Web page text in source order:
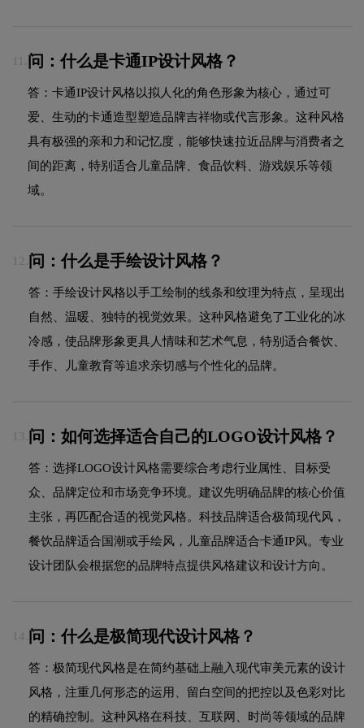
问：什么是卡通IP设计风格？
答：卡通IP设计风格以拟人化的角色形象为核心，通过可
爱、生动的卡通造型塑造品牌吉祥物或代言形象。这种风格
具有极强的亲和力和记忆度，能够快速拉近品牌与消费者之
间的距离，特别适合儿童品牌、食品饮料、游戏娱乐等领
域。
12. 问：什么是手绘设计风格？
答：手绘设计风格以手工绘制的线条和纹理为特点，呈现出
自然、温暖、独特的视觉效果。这种风格避免了工业化的冰
冷感，使品牌形象更具人情味和艺术气息，特别适合餐饮、
手作、儿童教育等追求亲切感与个性化的品牌。
13. 问：如何选择适合自己的LOGO设计风格？
答：选择LOGO设计风格需要综合考虑行业属性、目标受
众、品牌定位和市场竞争环境。建议先明确品牌的核心价值
主张，再匹配合适的视觉风格。科技品牌适合极简现代风，
餐饮品牌适合国潮或手绘风，儿童品牌适合卡通IP风。专业
设计团队会根据您的品牌特点提供风格建议和设计方向。
14. 问：什么是极简现代设计风格？
答：极简现代风格是在简约基础上融入现代审美元素的设计
风格，注重几何形态的运用、留白空间的把控以及色彩对比
的精确控制。这种风格在科技、互联网、时尚等领域的品牌